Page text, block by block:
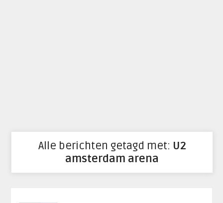
Alle berichten getagd met: U2
amsterdam arena